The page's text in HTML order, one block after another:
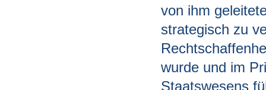
von ihm
strategisch zu
wurde und im
Staatswesens